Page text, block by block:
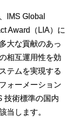
IMS Global
Award（LIA）に
大な貢献のあっ
相互運用性を効
テムを実現する
ォーメーション
技術標準の国内
当します。